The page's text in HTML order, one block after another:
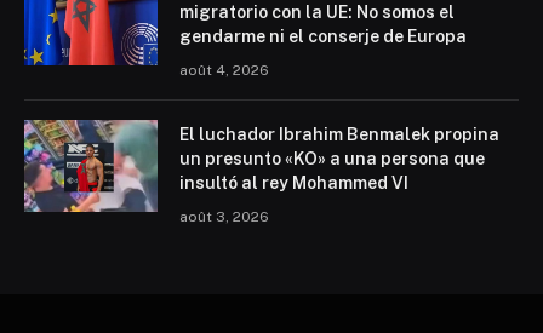
migratorio con la UE: No somos el
gendarme ni el conserje de Europa
août 4, 2026
El luchador Ibrahim Benmalek propina
un presunto «KO» a una persona que
insultó al rey Mohammed VI
août 3, 2026